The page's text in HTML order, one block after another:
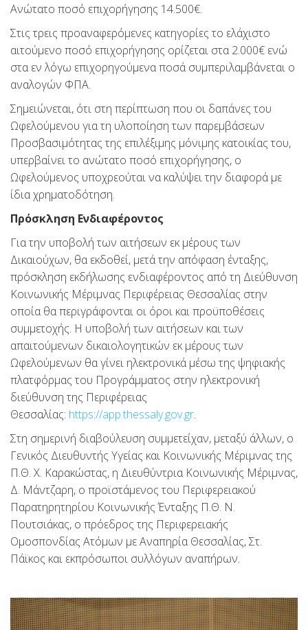
Ανώτατο ποσό επιχορήγησης 14.500€.
Στις τρεις προαναφερόμενες κατηγορίες το ελάχιστο
αιτούμενο ποσό επιχορήγησης ορίζεται στα 2.000€ ενώ
στα εν λόγω επιχορηγούμενα ποσά συμπεριλαμβάνεται ο
αναλογών ΦΠΑ.
Σημειώνεται, ότι στη περίπτωση που οι δαπάνες του
Ωφελούμενου για τη υλοποίηση των παρεμβάσεων
Προσβασιμότητας της επιλέξιμης μόνιμης κατοικίας του,
υπερβαίνει το ανώτατο ποσό επιχορήγησης, ο
Ωφελούμενος υποχρεούται να καλύψει την διαφορά με
ίδια χρηματοδότηση.
Πρόσκληση Ενδιαφέροντος
Για την υποβολή των αιτήσεων εκ μέρους των
Δικαιούχων, θα εκδοθεί, μετά την απόφαση ένταξης,
πρόσκληση εκδήλωσης ενδιαφέροντος από τη Διεύθυνση
Κοινωνικής Μέριμνας Περιφέρειας Θεσσαλίας στην
οποία θα περιγράφονται οι όροι και προϋποθέσεις
συμμετοχής. Η υποβολή των αιτήσεων και των
απαιτούμενων δικαιολογητικών εκ μέρους των
Ωφελούμενων θα γίνει ηλεκτρονικά μέσω της ψηφιακής
πλατφόρμας του Προγράμματος στην ηλεκτρονική
διεύθυνση της Περιφέρειας
Θεσσαλίας: https://app.thessaly.gov.gr.
Στη σημερινή διαβούλευση συμμετείχαν, μεταξύ άλλων, ο
Γενικός Διευθυντής Υγείας και Κοινωνικής Μέριμνας της
Π.Θ. Χ. Καρακώστας, η Διευθύντρια Κοινωνικής Μέριμνας,
Δ. Μάντζαρη, ο προϊστάμενος του Περιφερειακού
Παρατηρητηρίου Κοινωνικής Ένταξης Π.Θ. Ν.
Πουτσιάκας, ο πρόεδρος της Περιφερειακής
Ομοσπονδίας Ατόμων με Αναπηρία Θεσσαλίας, Στ.
Πάϊκος και εκπρόσωποι συλλόγων αναπήρων.